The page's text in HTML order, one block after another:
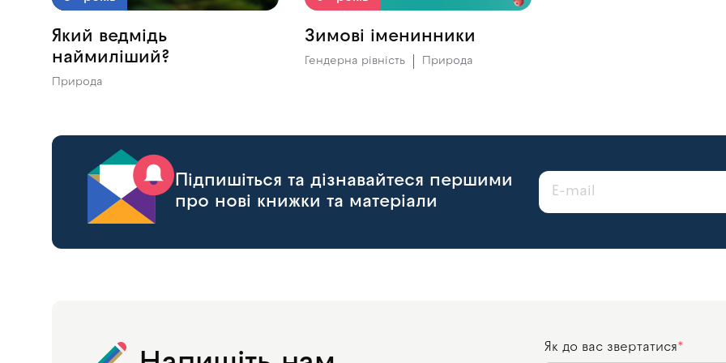
Який ведмідь
наймиліший?
Природа
Зимові іменинники
Гендерна рівність Природа
Підпишіться та дізнавайтеся першими
про нові книжки та матеріали
Як до вас звертатися